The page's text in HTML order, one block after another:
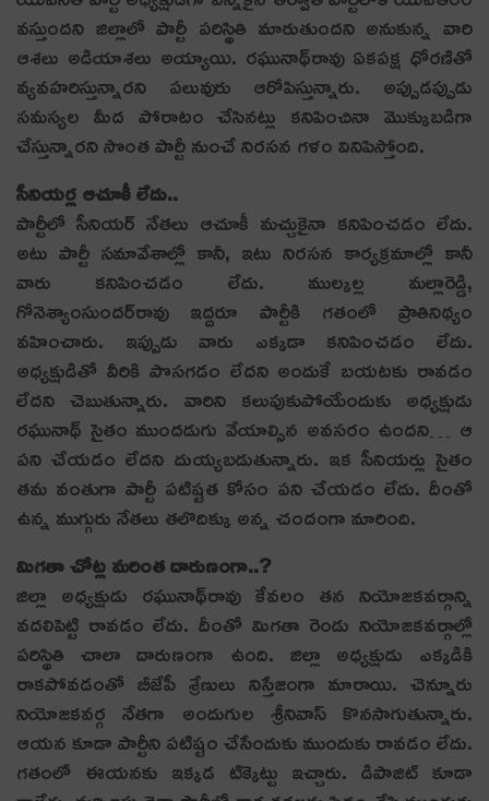
వ‌స్తుంద‌ని జిల్లాలో పార్టీ ప‌రిస్థితి మారుతుంద‌ని అనుకున్న వారి
ఆశ‌లు అడియాశ‌లు అయ్యాయి. ర‌ఘునాథ్‌రావు ఏక‌ప‌క్ష ధోర‌ణితో
వ్య‌వ‌హ‌రిస్తున్నార‌ని ప‌లువురు ఆరోపిస్తున్నారు. అప్పుడ‌ప్పుడు
స‌మ‌స్య‌ల మీద పోరాటం చేసిన‌ట్లు క‌నిపించినా మొక్కుబ‌డిగా
చేస్తున్నార‌ని సొంత పార్టీ నుంచే నిర‌స‌న గ‌ళం వినిపిస్తోంది.
సీనియ‌ర్ల ఆచూకీ లేదు..
పార్టీలో సీనియ‌ర్ నేత‌లు ఆచూకీ మ‌చ్చుకైనా క‌నిపించ‌డం లేదు.
అటు పార్టీ స‌మావేశాల్లో కానీ, ఇటు నిర‌స‌న కార్య‌క్ర‌మాల్లో కానీ
వారు క‌నిపించ‌డం లేదు. ముల్క‌ల్ల మ‌ల్లారెడ్డి,
గోనెశ్యాంసుంద‌ర్‌రావు ఇద్ద‌రూ పార్టీకి గ‌తంలో ప్రాతినిథ్యం
వ‌హించారు. ఇప్పుడు వారు ఎక్క‌డా క‌నిపించ‌డం లేదు.
అధ్య‌క్షుడితో వీరికి పొస‌గ‌డం లేద‌ని అందుకే బ‌య‌ట‌కు రావ‌డం
లేద‌ని చెబుతున్నారు. వారిని క‌లుపుకుపోయేందుకు అధ్య‌క్షుడు
ర‌ఘునాథ్ సైతం ముంద‌డుగు వేయాల్సిన అవ‌స‌రం ఉంద‌ని… ఆ
ప‌ని చేయ‌డం లేద‌ని దుయ్య‌బ‌డుతున్నారు. ఇక సీనియ‌ర్లు సైతం
త‌మ వంతుగా పార్టీ ప‌టిష్ట‌త కోసం ప‌ని చేయ‌డం లేదు. దీంతో
ఉన్న ముగ్గురు నేత‌లు త‌లొదిక్కు అన్న చందంగా మారింది.
మిగ‌తా చోట్ల మ‌రింత దారుణంగా..?
జిల్లా అధ్య‌క్షుడు ర‌ఘునాథ్‌రావు కేవ‌లం త‌న నియోజ‌క‌వ‌ర్గాన్ని
వ‌ద‌లిపెట్టి రావ‌డం లేదు. దీంతో మిగ‌తా రెండు నియోజ‌క‌వ‌ర్గాల్లో
ప‌రిస్థితి చాలా దారుణంగా ఉంది. జిల్లా అధ్య‌క్షుడు ఎక్క‌డికి
రాక‌పోవ‌డంతో బీజేపీ శ్రేణులు నిస్తేజంగా మారాయి. చెన్నూరు
నియోజ‌క‌వ‌ర్గ నేత‌గా అందుగుల శ్రీ‌నివాస్ కొనసాగుతున్నారు.
ఆయ‌న కూడా పార్టీని ప‌టిష్టం చేసేందుకు ముందుకు రావ‌డం లేదు.
గ‌తంలో ఈయ‌న‌కు ఇక్క‌డ టిక్కెట్టు ఇచ్చారు. డిపాజిట్ కూడా